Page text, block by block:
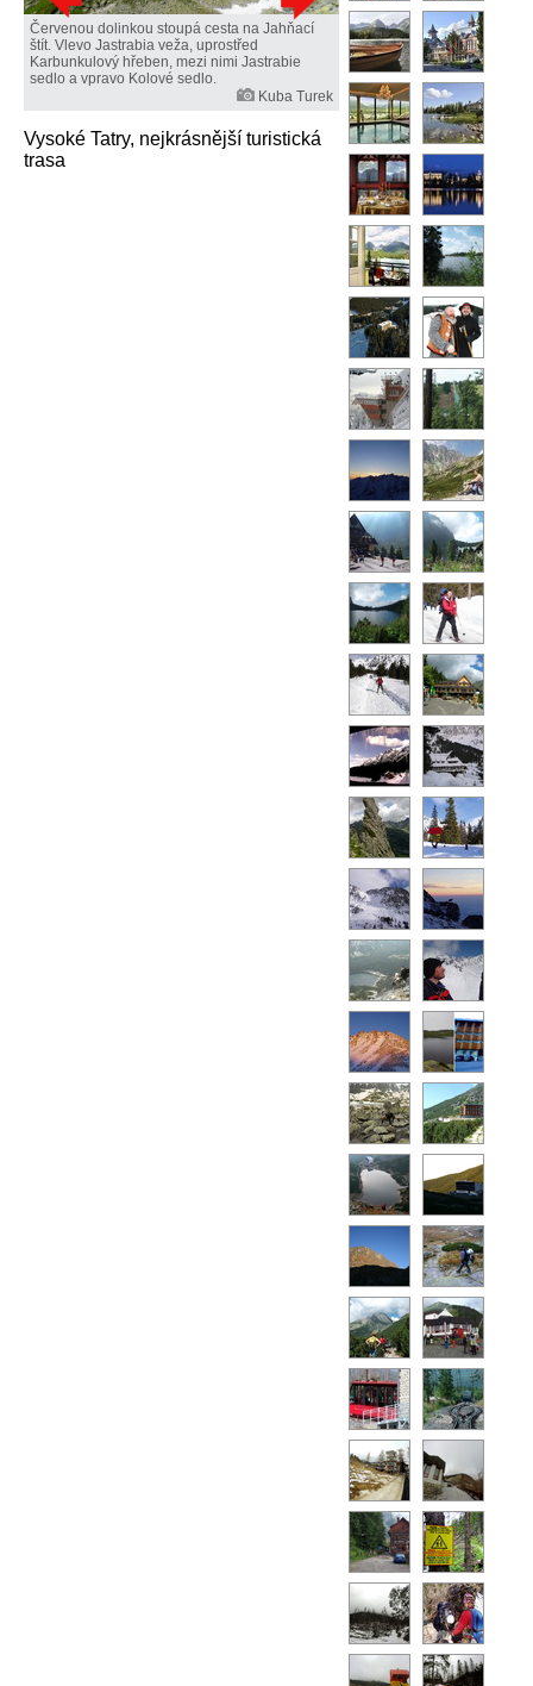
Červenou dolinkou stoupá cesta na Jahňací
štít. Vlevo Jastrabia veža, uprostřed
Karbunkulový hřeben, mezi nimi Jastrabie
sedlo a vpravo Kolové sedlo.
Kuba Turek
Vysoké Tatry, nejkrásnější turistická
trasa